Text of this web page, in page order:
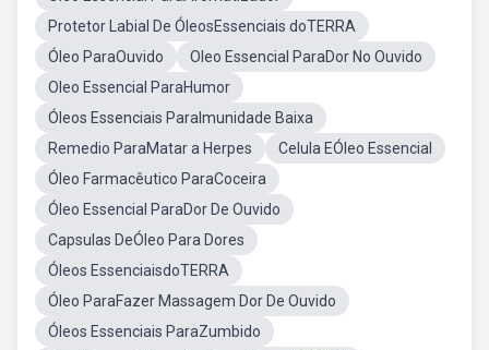
Protetor Labial De ÓleosEssenciais doTERRA
Óleo ParaOuvido
Oleo Essencial ParaDor No Ouvido
Oleo Essencial ParaHumor
Óleos Essenciais ParaImunidade Baixa
Remedio ParaMatar a Herpes
Celula EÓleo Essencial
Óleo Farmacêutico ParaCoceira
Óleo Essencial ParaDor De Ouvido
Capsulas DeÓleo Para Dores
Óleos EssenciaisdoTERRA
Óleo ParaFazer Massagem Dor De Ouvido
Óleos Essenciais ParaZumbido